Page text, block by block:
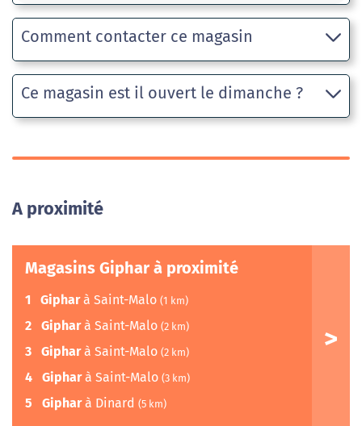
Comment contacter ce magasin
Ce magasin est il ouvert le dimanche ?
A proximité
Magasins Giphar à proximité
1 Gipharà Saint-Malo (1 km)
2 Gipharà Saint-Malo (2 km)
3 Gipharà Saint-Malo (2 km)
4 Gipharà Saint-Malo (3 km)
5 Gipharà Dinard (5 km)